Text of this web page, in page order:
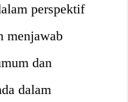
perspektif
menjawab
dan
dalam